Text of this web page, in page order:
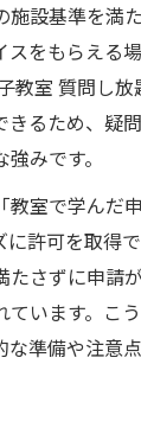
施設基準を満
をもらえる
教室 質問し
るため、疑
みです。
教室で学んだ
許可を取得
さずに申請
ています。こ
準備や注意